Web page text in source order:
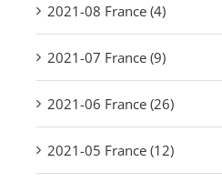
2021-08 France (4)
2021-07 France (9)
2021-06 France (26)
2021-05 France (12)